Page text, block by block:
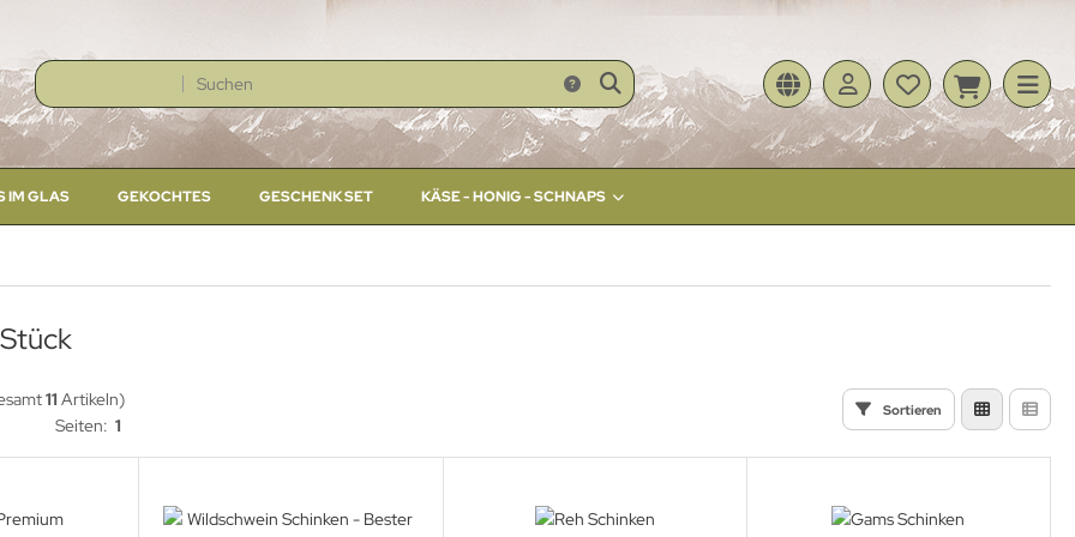
IM GLAS GEKOCHTES GESCHENK SET KÄSE - HONIG - SCHNAPS
Sortieren
11 Artikeln)
Seiten: 1